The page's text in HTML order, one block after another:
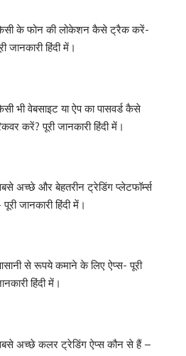
के फोन की लोकेशन कैसे ट्रैक करें-
जानकारी हिंदी में।
भी वेबसाइट या ऐप का पासवर्ड कैसे
करें? पूरी जानकारी हिंदी में।
अच्छे और बेहतरीन ट्रेडिंग प्लेटफॉर्म्स
जानकारी हिंदी में।
से रूपये कमाने के लिए ऐप्स- पूरी
हिंदी में।
अच्छे कलर ट्रेडिंग ऐप्स कौन से हैं –